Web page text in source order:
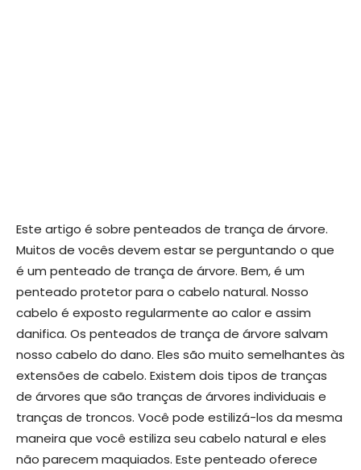
Este artigo é sobre penteados de trança de árvore.
Muitos de vocês devem estar se perguntando o que
é um penteado de trança de árvore. Bem, é um
penteado protetor para o cabelo natural. Nosso
cabelo é exposto regularmente ao calor e assim
danifica. Os penteados de trança de árvore salvam
nosso cabelo do dano. Eles são muito semelhantes às
extensões de cabelo. Existem dois tipos de tranças
de árvores que são tranças de árvores individuais e
tranças de troncos. Você pode estilizá-los da mesma
maneira que você estiliza seu cabelo natural e eles
não parecem maquiados. Este penteado oferece